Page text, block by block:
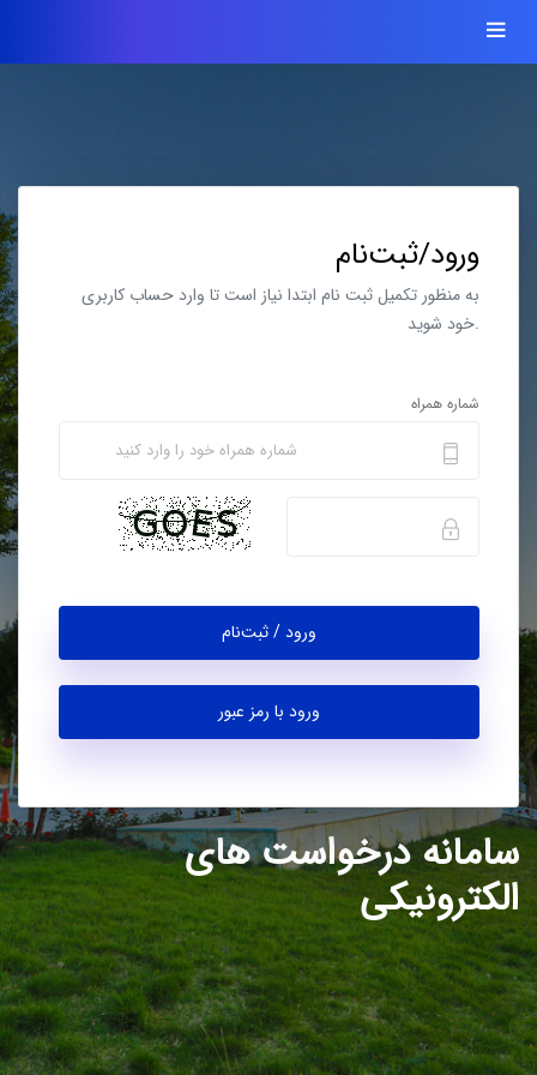
ورود/ثبت‌نام
به منظور تکمیل ثبت نام ابتدا نیاز است تا وارد حساب کاربری
خود شوید.
شماره همراه
ورود / ثبت‌نام
ورود با رمز عبور
سامانه درخواست های
الکترونیکی